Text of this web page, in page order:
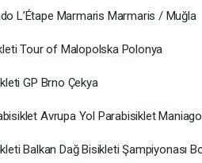
L’Étape Marmaris Marmaris / Muğla
Tour of Malopolska Polonya
GP Brno Çekya
Avrupa Yol Parabisiklet
Balkan Dağ Bisikleti Şampiyonası